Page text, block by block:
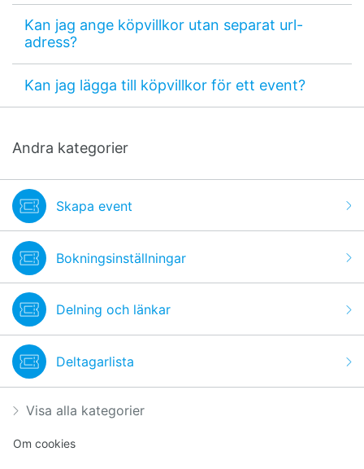
Kan jag ange köpvillkor utan separat url-
adress?
Kan jag lägga till köpvillkor för ett event?
Andra kategorier
Skapa event
Bokningsinställningar
Delning och länkar
Deltagarlista
Visa alla kategorier
Om cookies